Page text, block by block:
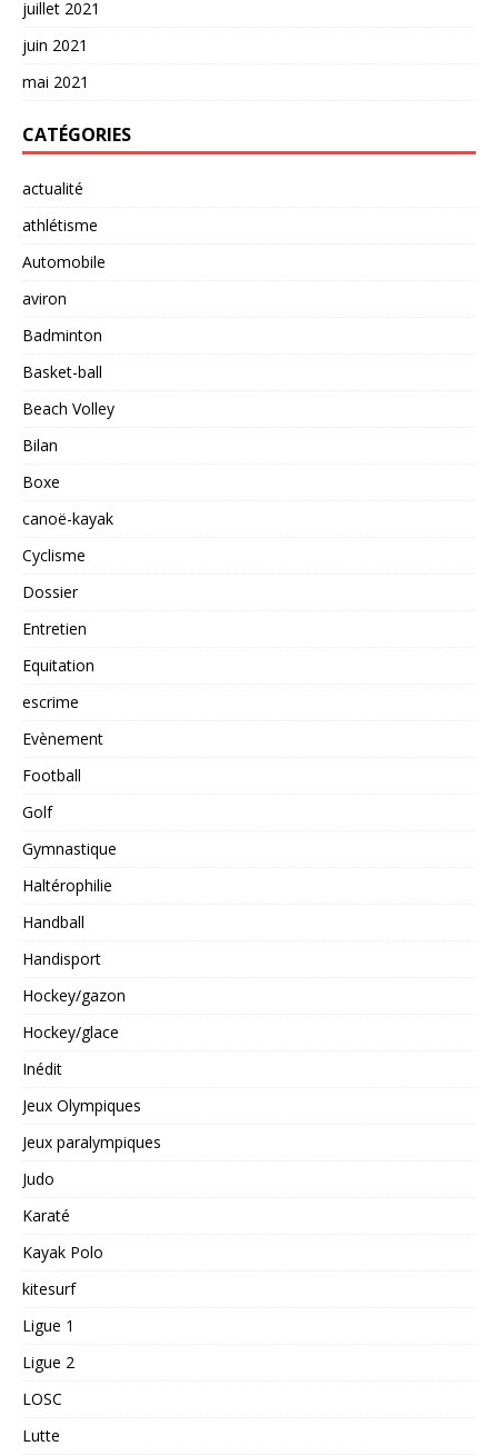
juillet 2021
juin 2021
mai 2021
CATÉGORIES
actualité
athlétisme
Automobile
aviron
Badminton
Basket-ball
Beach Volley
Bilan
Boxe
canoë-kayak
Cyclisme
Dossier
Entretien
Equitation
escrime
Evènement
Football
Golf
Gymnastique
Haltérophilie
Handball
Handisport
Hockey/gazon
Hockey/glace
Inédit
Jeux Olympiques
Jeux paralympiques
Judo
Karaté
Kayak Polo
kitesurf
Ligue 1
Ligue 2
LOSC
Lutte